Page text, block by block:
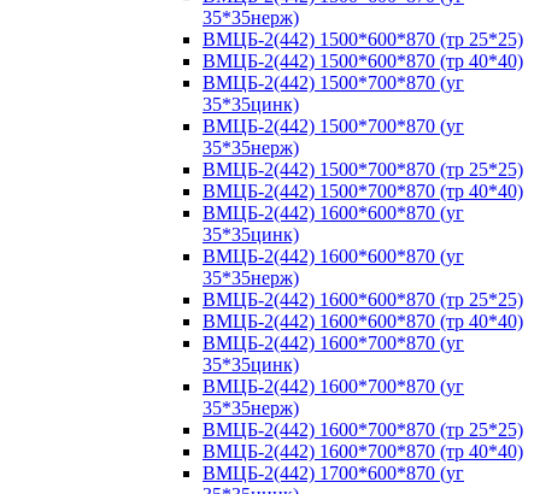
35*35нерж)
ВМЦБ-2(442) 1500*600*870 (тр 25*25)
ВМЦБ-2(442) 1500*600*870 (тр 40*40)
ВМЦБ-2(442) 1500*700*870 (уг
35*35цинк)
ВМЦБ-2(442) 1500*700*870 (уг
35*35нерж)
ВМЦБ-2(442) 1500*700*870 (тр 25*25)
ВМЦБ-2(442) 1500*700*870 (тр 40*40)
ВМЦБ-2(442) 1600*600*870 (уг
35*35цинк)
ВМЦБ-2(442) 1600*600*870 (уг
35*35нерж)
ВМЦБ-2(442) 1600*600*870 (тр 25*25)
ВМЦБ-2(442) 1600*600*870 (тр 40*40)
ВМЦБ-2(442) 1600*700*870 (уг
35*35цинк)
ВМЦБ-2(442) 1600*700*870 (уг
35*35нерж)
ВМЦБ-2(442) 1600*700*870 (тр 25*25)
ВМЦБ-2(442) 1600*700*870 (тр 40*40)
ВМЦБ-2(442) 1700*600*870 (уг